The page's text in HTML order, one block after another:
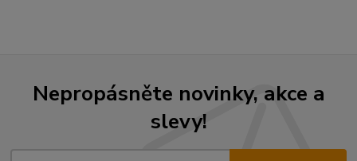
Nepropásněte novinky, akce a
slevy!